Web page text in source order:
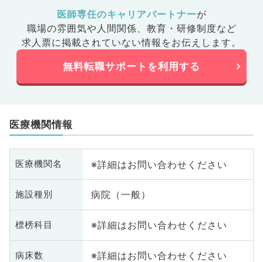
医師専任のキャリアパートナーが
職場の雰囲気や人間関係、 教育・研修制度など
求人票に掲載されていない情報をお伝えします。
無料転職サポートを利用する
医療機関情報
医療機関名 ※詳細はお問い合わせください
施設種別 病院（一般）
標榜科目 ※詳細はお問い合わせください
病床数 ※詳細はお問い合わせください